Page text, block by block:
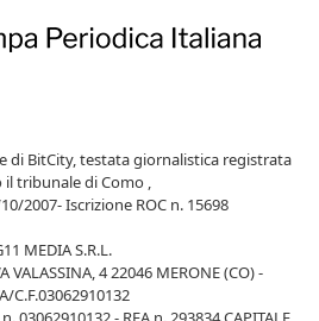
di BitCity, testata giornalistica registrata
il tribunale di Como ,
2007- Iscrizione ROC n. 15698
MEDIA S.R.L.
VALASSINA, 4 22046 MERONE (CO) -
C.F.03062910132